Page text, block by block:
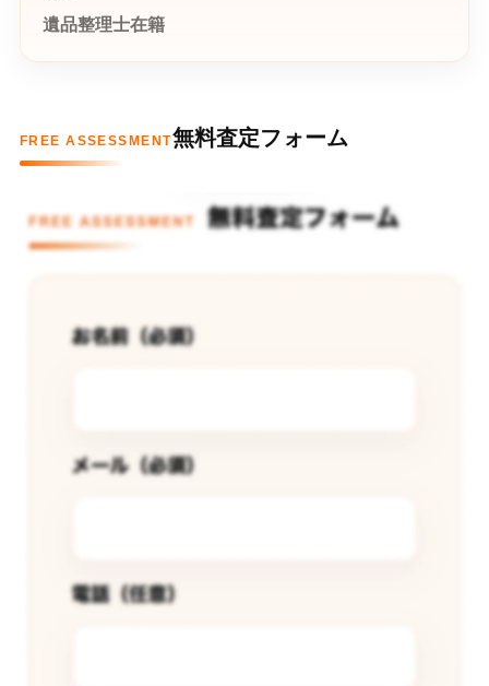
遺品整理士在籍
FREE ASSESSMENT無料査定フォーム